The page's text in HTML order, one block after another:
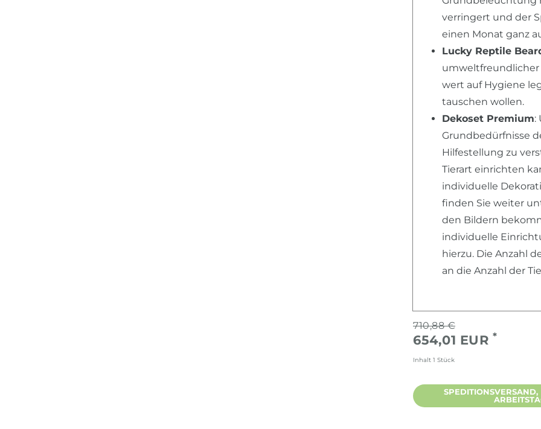
verringert und der
einen Monat ganz
Lucky Reptile
umweltfreundlicher
wert auf Hygiene
tauschen wollen.
Dekoset Premium:
Grundbedürfnisse
Hilfestellung zu
Tierart einrichten
individuelle
finden Sie weiter
den Bildern
individuelle
hierzu. Die Anzahl
an die Anzahl der
710,88 €
654,01 EUR *
Inhalt 1 Stück
SPEDITIONSVERSAND,